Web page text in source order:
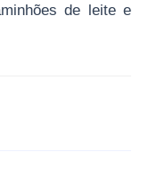
de leite e